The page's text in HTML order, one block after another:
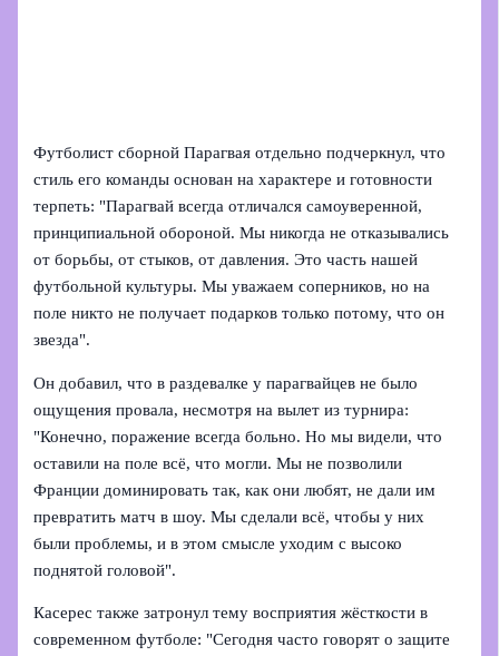
Футболист сборной Парагвая отдельно подчеркнул, что
стиль его команды основан на характере и готовности
терпеть: "Парагвай всегда отличался самоуверенной,
принципиальной обороной. Мы никогда не отказывались
от борьбы, от стыков, от давления. Это часть нашей
футбольной культуры. Мы уважаем соперников, но на
поле никто не получает подарков только потому, что он
звезда".
Он добавил, что в раздевалке у парагвайцев не было
ощущения провала, несмотря на вылет из турнира:
"Конечно, поражение всегда больно. Но мы видели, что
оставили на поле всё, что могли. Мы не позволили
Франции доминировать так, как они любят, не дали им
превратить матч в шоу. Мы сделали всё, чтобы у них
были проблемы, и в этом смысле уходим с высоко
поднятой головой".
Касерес также затронул тему восприятия жёсткости в
современном футболе: "Сегодня часто говорят о защите